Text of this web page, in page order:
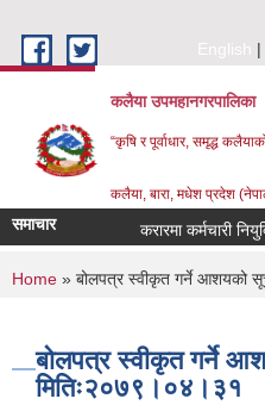
English
कलैया उपमहानगरपालिका
“कृषि र पूर्वाधार, समृद्ध
कलैया, बारा, मधेश प्रदेश
समाचार करारमा कर्मचारी
You are here
Home » बोलपत्र स्वीकृत गर्ने आशयको
बोलपत्र स्वीकृत गर्ने
मितिः२०७९।०४।३१